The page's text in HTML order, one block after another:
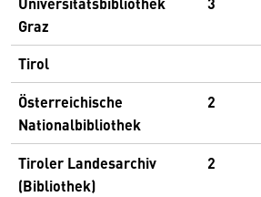
Graz
Tirol
Österreichische
Nationalbibliothek
2
Tiroler Landesarchiv
(Bibliothek)
2